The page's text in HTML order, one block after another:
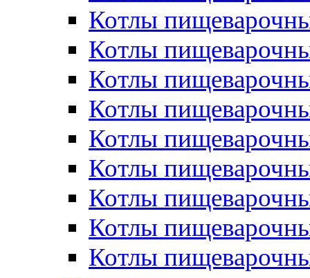
Котлы
Котлы
Котлы
Котлы
Котлы
Котлы
Котлы
Котлы
Котлы